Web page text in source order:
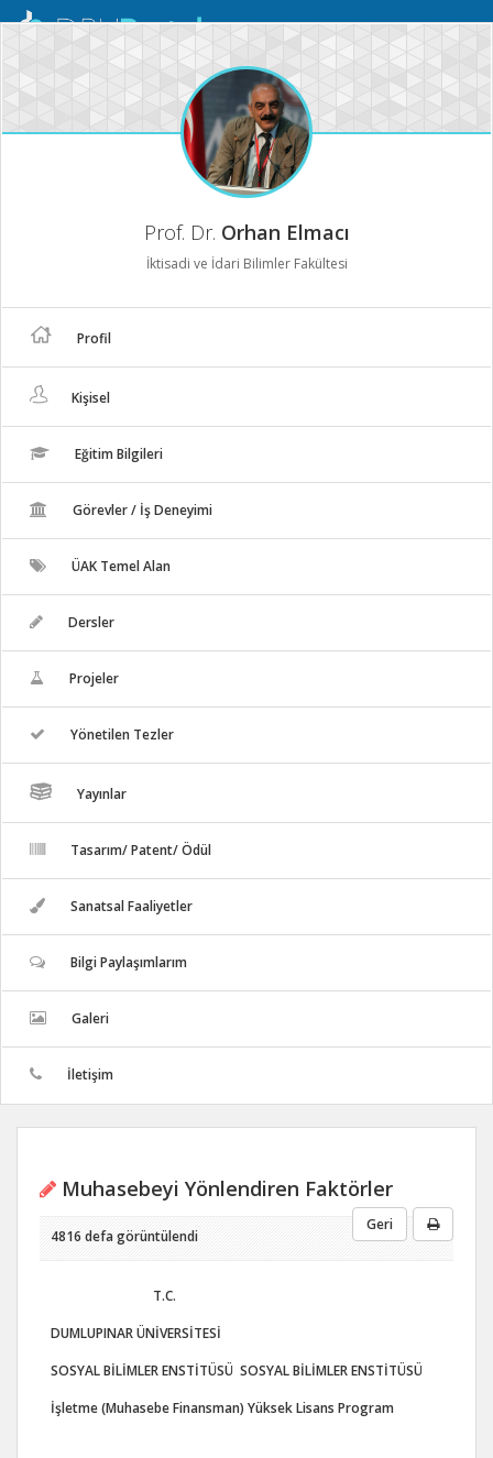
Mobil
Prof. Dr. Orhan Elmacı
İktisadi ve İdari Bilimler Fakültesi
Profil
Kişisel
Eğitim Bilgileri
Görevler / İş Deneyimi
ÜAK Temel Alan
Dersler
Projeler
Yönetilen Tezler
Yayınlar
Tasarım/ Patent/ Ödül
Sanatsal Faaliyetler
Bilgi Paylaşımlarım
Galeri
İletişim
Muhasebeyi Yönlendiren Faktörler
Geri
4816 defa görüntülendi
T.C.
DUMLUPINAR ÜNİVERSİTESİ
SOSYAL BİLİMLER ENSTİTÜSÜ SOSYAL BİLİMLER ENSTİTÜSÜ
İşletme (Muhasebe Finansman) Yüksek Lisans Program